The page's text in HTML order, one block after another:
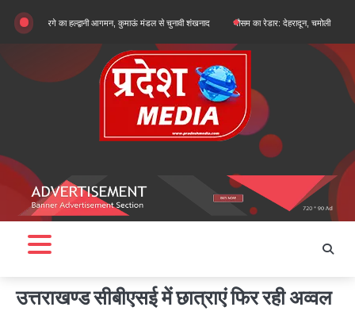
Skip
content
खरगे का हल्द्वानी आगमन, कुमाऊं मंडल से चुनावी शंखनाद मौसम का रेडार: देहरादून, चमोली और बागेश्वर में
उत्तराखण्ड सीबीएसई में छात्राएं फिर रही अव्वल